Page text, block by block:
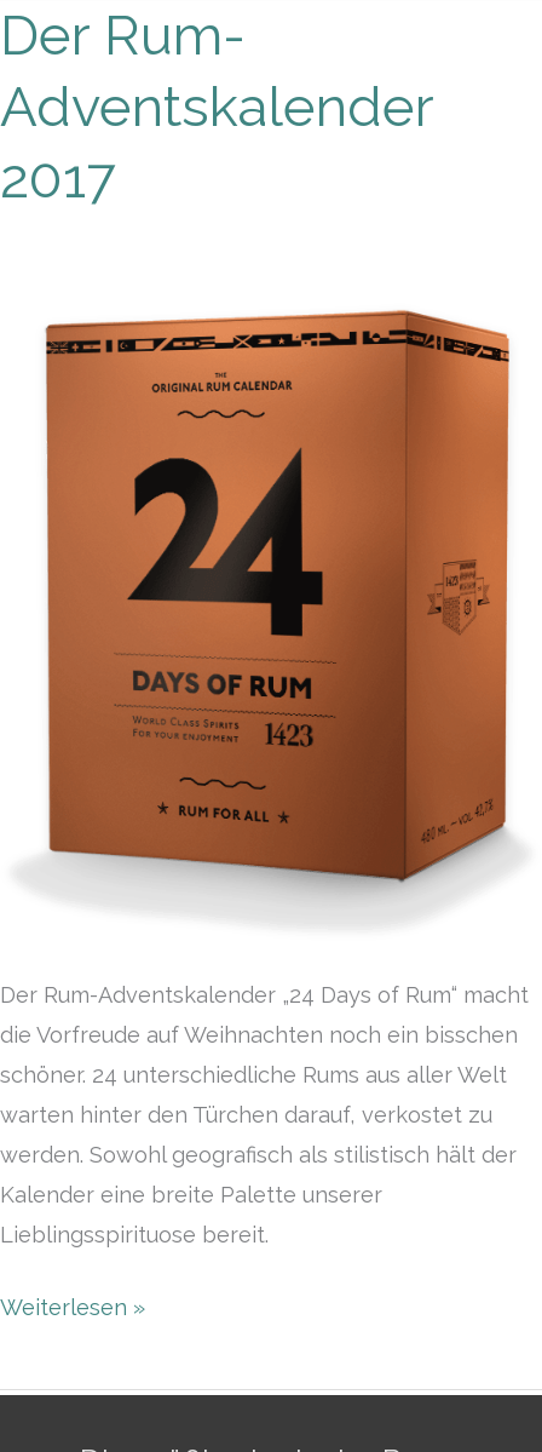
Der Rum-
Adventskalender
2017
Der Rum-Adventskalender „24 Days of Rum“ macht
die Vorfreude auf Weihnachten noch ein bisschen
schöner. 24 unterschiedliche Rums aus aller Welt
warten hinter den Türchen darauf, verkostet zu
werden. Sowohl geografisch als stilistisch hält der
Kalender eine breite Palette unserer
Lieblingsspirituose bereit.
Der
Rum-
Adventskalender
Weiterlesen »